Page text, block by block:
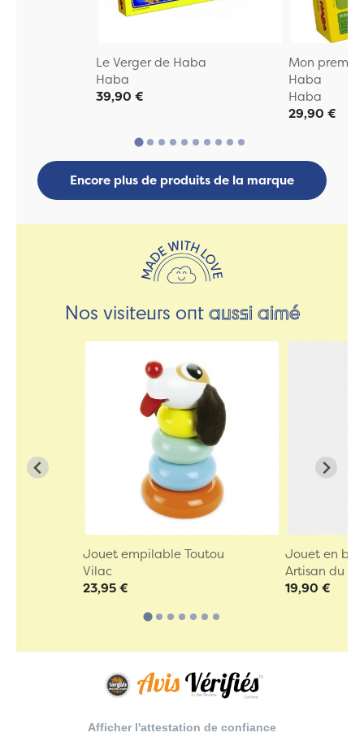
Le Verger de Haba
Haba
39,90 €
Mon
Haba
Haba
29,90 €
Encore plus de produits de la marque
Nos visiteurs ontaussi aimé
Jouet empilable Toutou
Vilac
23,95 €
Jouet en
Artisan du
19,90 €
Afficher l'attestation de confiance